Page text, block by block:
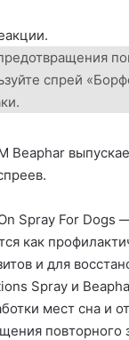
спрей
Beaphar
Spray For Dogs
как
и для
Spray и
мест сна и
повторного